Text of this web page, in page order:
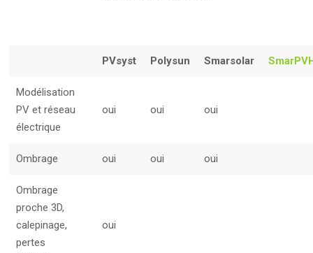
PVsyst Polysun Smarsolar
Modélisation
PV et réseau
électrique
oui oui oui
Ombrage oui oui oui
Ombrage
proche 3D,
calepinage,
pertes
oui